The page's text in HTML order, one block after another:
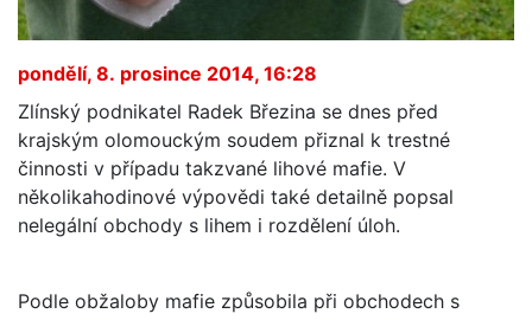
pondělí, 8. prosince 2014, 16:28
Zlínský podnikatel Radek Březina se dnes před
krajským olomouckým soudem přiznal k trestné
činnosti v případu takzvané lihové mafie. V
několikahodinové výpovědi také detailně popsal
nelegální obchody s lihem i rozdělení úloh.
Podle obžaloby mafie způsobila při obchodech s